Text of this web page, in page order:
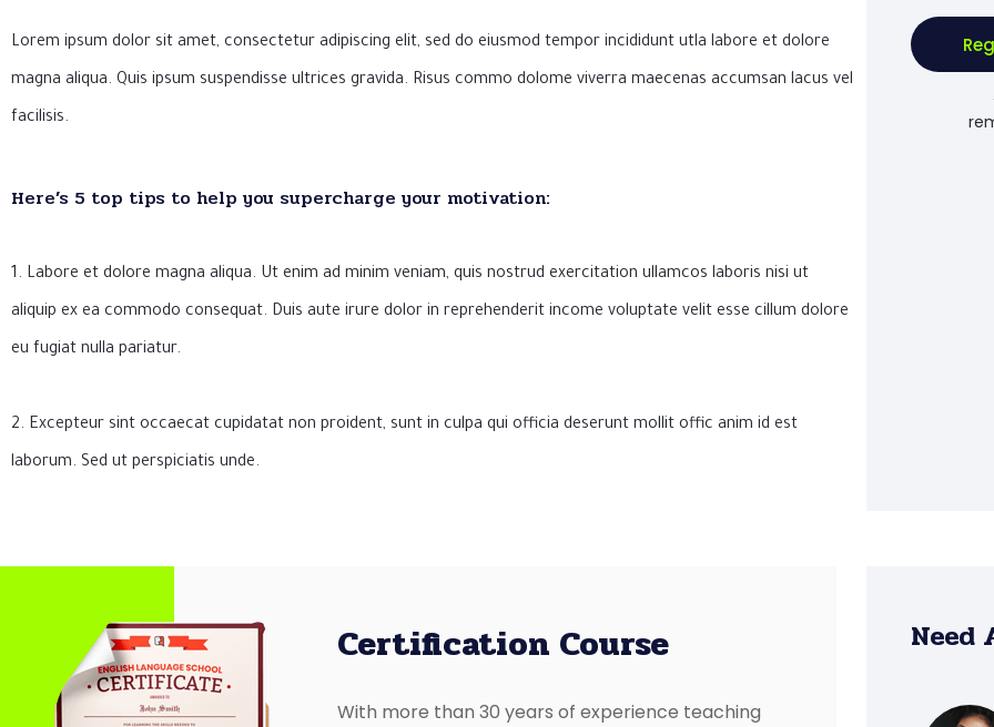
Lorem ipsum dolor sit amet, consectetur adipiscing elit, sed do eiusmod tempor incididunt utla labore et dolore
magna aliqua. Quis ipsum suspendisse ultrices gravida. Risus commo dolome viverra maecenas accumsan lacus vel
facilisis.
Here’s 5 top tips to help you supercharge your motivation:
1. Labore et dolore magna aliqua. Ut enim ad minim veniam, quis nostrud exercitation ullamcos laboris nisi ut
aliquip ex ea commodo consequat. Duis aute irure dolor in reprehenderit income voluptate velit esse cillum dolore
eu fugiat nulla pariatur.
2. Excepteur sint occaecat cupidatat non proident, sunt in culpa qui officia deserunt mollit offic anim id est
laborum. Sed ut perspiciatis unde.
Certification Course
With more than 30 years of experience teaching
Need